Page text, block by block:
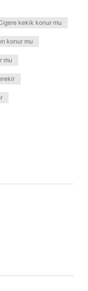
kekik konur mu
konur mu
mu